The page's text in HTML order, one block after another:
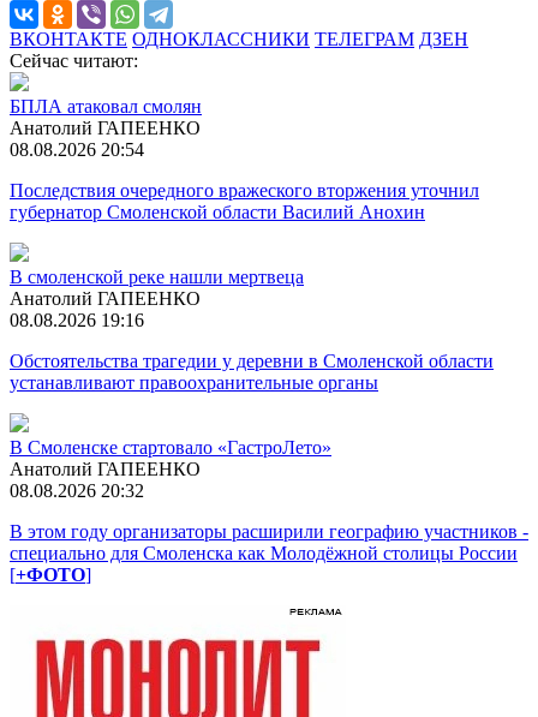
ВКОНТАКТЕ ОДНОКЛАССНИКИ ТЕЛЕГРАМ ДЗЕН
Сейчас читают:
БПЛА атаковал смолян
Анатолий ГАПЕЕНКО
08.08.2026 20:54
Последствия очередного вражеского вторжения уточнил
губернатор Смоленской области Василий Анохин
В смоленской реке нашли мертвеца
Анатолий ГАПЕЕНКО
08.08.2026 19:16
Обстоятельства трагедии у деревни в Смоленской области
устанавливают правоохранительные органы
В Смоленске стартовало «ГастроЛето»
Анатолий ГАПЕЕНКО
08.08.2026 20:32
В этом году организаторы расширили географию участников -
специально для Смоленска как Молодёжной столицы России
[+ФОТО]